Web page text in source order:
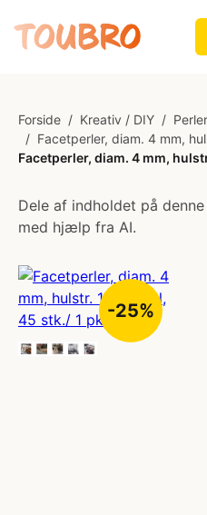
Forside / Kreativ / DIY / Perler
/ Facetperler, diam. 4 mm,
Facetperler, diam. 4 mm,
Dele af indholdet på
med hjælp fra AI.
-25%